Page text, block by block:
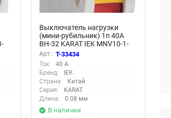
Выключатель нагрузки
(мини-рубильник) 1п 40А
ВН-32 KARAT IEK MNV10-1-
040
Арт.: T-33434
Ток:
40 А
Бренд:
IEK
Страна:
Китай
Серия:
KARAT
Длина:
0.08 мм
В наличии